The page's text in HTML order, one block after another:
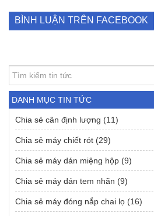
BÌNH LUẬN TRÊN FACEBOOK
DANH MỤC TIN TỨC
Chia sẻ cân định lượng (11)
Chia sẻ máy chiết rót (29)
Chia sẻ máy dán miệng hộp (9)
Chia sẻ máy dán tem nhãn (9)
Chia sẻ máy đóng nắp chai lọ (16)